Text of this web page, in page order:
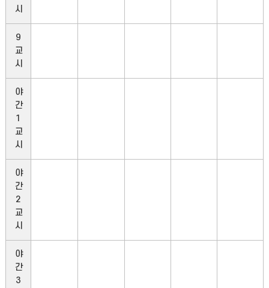
시
9
교
시
야
간
1
교
시
야
간
2
교
시
야
간
3